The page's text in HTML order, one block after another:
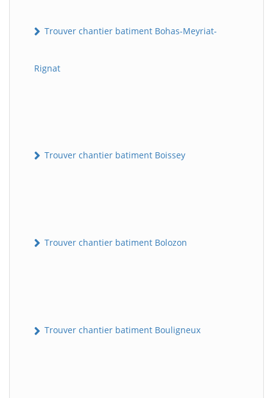
Trouver chantier batiment Bohas-Meyriat-
Rignat
Trouver chantier batiment Boissey
Trouver chantier batiment Bolozon
Trouver chantier batiment Bouligneux